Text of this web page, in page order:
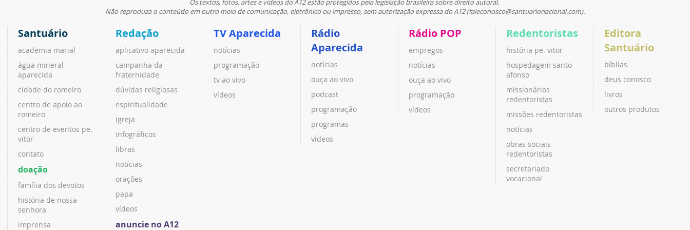
Não reproduza o conteúdo em outro meio de comunicação, eletrônico ou impresso, sem autorização expressa do A12 (faleconosco@santuarionacional.com).
Santuário
academia marial
água mineral
aparecida
cidade do romeiro
centro de apoio ao
romeiro
centro de eventos pe.
vitor
contato
doação
família dos devotos
história de nossa
senhora
imprensa
Redação
aplicativo aparecida
campanha da
fraternidade
dúvidas religiosas
espiritualidade
igreja
infográficos
libras
notícias
orações
papa
vídeos
anuncie no A12
TV Aparecida
notícias
programação
tv ao vivo
vídeos
Rádio
Aparecida
notícias
ouça ao vivo
podcast
programação
programas
vídeos
Rádio POP
empregos
notícias
ouça ao vivo
programação
vídeos
Redentoristas
história pe. vitor
hospedagem santo
afonso
missionários
redentoristas
missões redentoristas
notícias
obras sociais
redentoristas
secretariado
vocacional
Editora
Santuário
bíblias
deus conosco
livros
outros produtos